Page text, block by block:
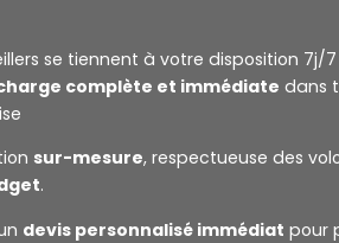
se tiennent à votre disposition 7j/
complète et immédiate dans
sur-mesure, respectueuse des
.
devis personnalisé immédiat pour